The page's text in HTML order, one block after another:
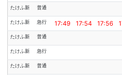
たけふ新 普通
たけふ新 急行 17:49 17:54 17:56
たけふ新 普通
たけふ新 急行
たけふ新 普通